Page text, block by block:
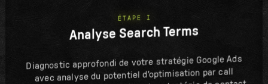
ÉTAPE I
Analyse Search Terms
Diagnostic approfondi de votre stratégie Google Ads
avec analyse du potentiel d'optimisation par call